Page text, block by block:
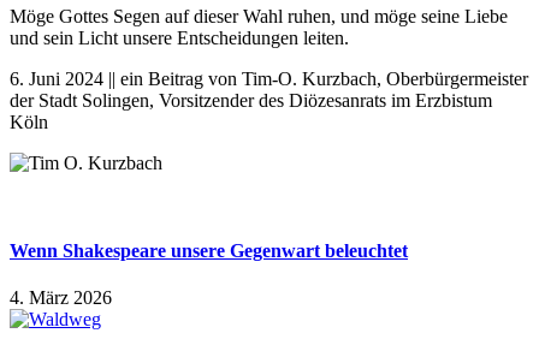
Möge Gottes Segen auf dieser Wahl ruhen, und möge seine Liebe
und sein Licht unsere Entscheidungen leiten.
6. Juni 2024 || ein Beitrag von Tim-O. Kurzbach, Oberbürgermeister
der Stadt Solingen, Vorsitzender des Diözesanrats im Erzbistum
Köln
Wenn Shakespeare unsere Gegenwart beleuchtet
4. März 2026